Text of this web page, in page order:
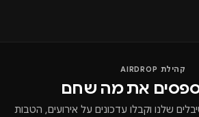
קהילת AIRDROP
את מה שחם
שלנו וקבלו עדכונים על אירועים, הטבות